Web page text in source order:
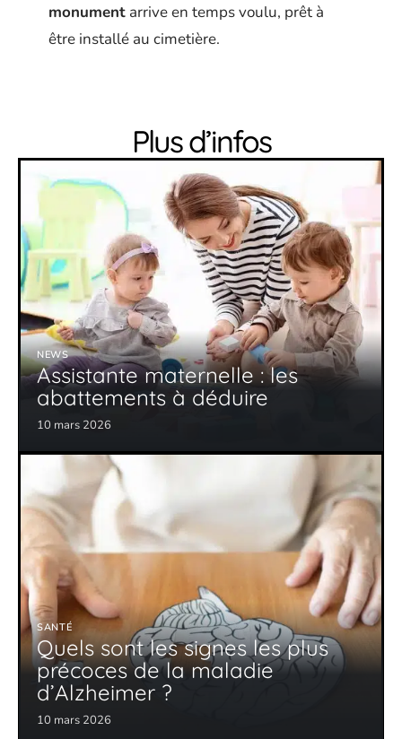
monument arrive en temps voulu, prêt à
être installé au cimetière.
Plus d’infos
NEWS
Assistante maternelle : les
abattements à déduire
10 mars 2026
SANTÉ
Quels sont les signes les plus
précoces de la maladie
d’Alzheimer ?
10 mars 2026